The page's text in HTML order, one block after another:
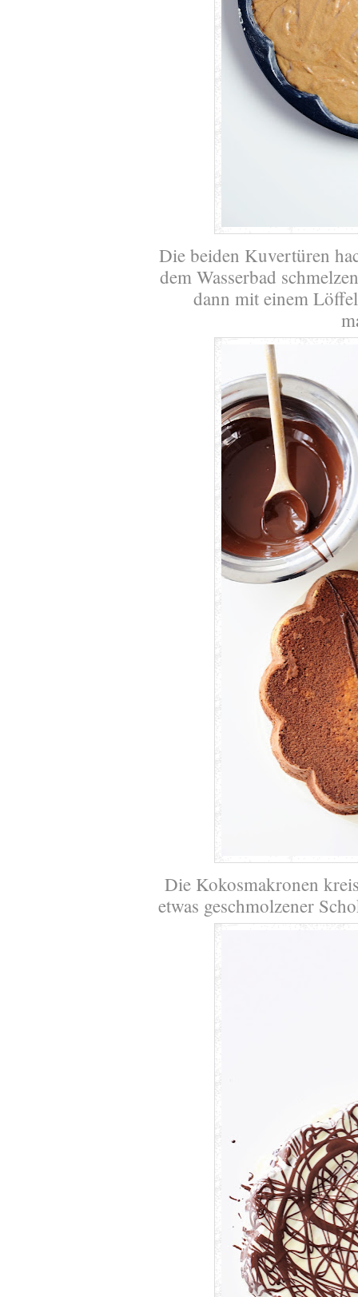
Die beiden Kuvertüren
dem Wasserbad
dann mit einem
Die Kokosmakronen
etwas geschmolzener